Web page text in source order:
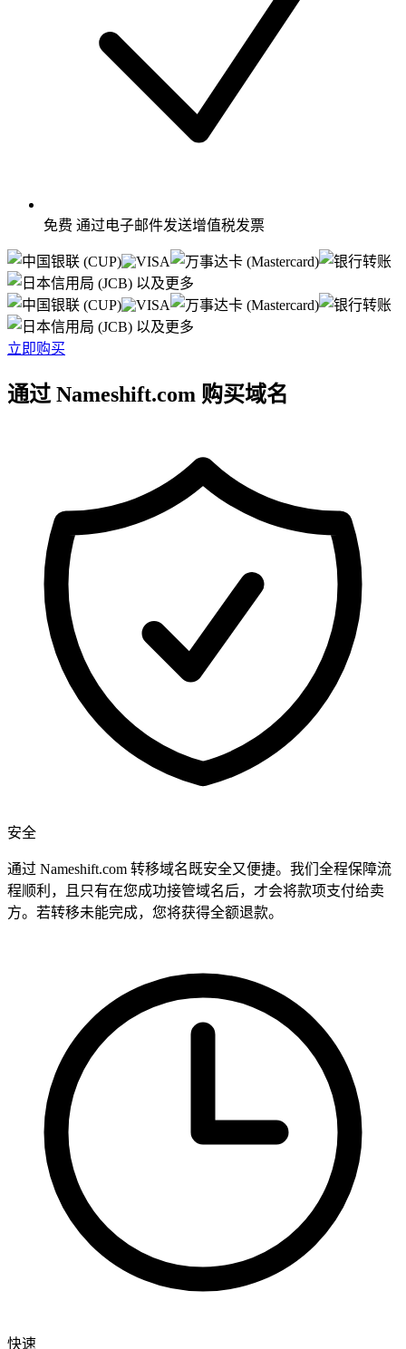
免费 通过电子邮件发送增值税发票
以及更多
以及更多
立即购买
通过 Nameshift.com 购买域名
安全
通过 Nameshift.com 转移域名既安全又便捷。我们全程保障流
程顺利，且只有在您成功接管域名后，才会将款项支付给卖
方。若转移未能完成，您将获得全额退款。
快速